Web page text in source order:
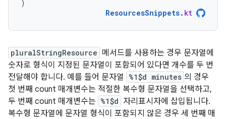
)
ResourcesSnippets. kt
pluralStringResource 메서드를 사용하는 경우 문자열에
숫자로 형식이 지정된 문자열이 포함되어 있다면 개수를 두 번
전달해야 합니다. 예를 들어 문자열
%1$d minutes 의 경우
첫 번째 count 매개변수는 적절한 복수형 문자열을 선택하고,
두 번째 count 매개변수는 %1$d 자리표시자에 삽입됩니다.
복수형 문자열에 문자열 형식이 포함되지 않은 경우 세 번째 매